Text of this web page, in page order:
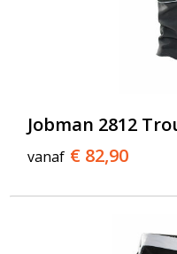
Jobman 2812
vanaf € 82,90